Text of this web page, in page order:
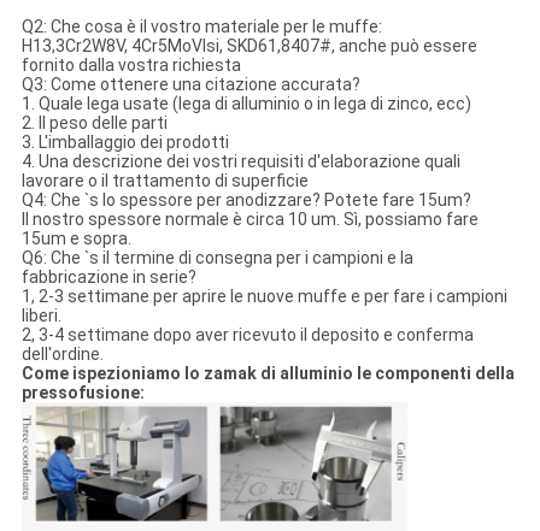
Q2: Che cosa è il vostro materiale per le muffe:
H13,3Cr2W8V, 4Cr5MoVlsi, SKD61,8407#, anche può essere
fornito dalla vostra richiesta
Q3: Come ottenere una citazione accurata?
1. Quale lega usate (lega di alluminio o in lega di zinco, ecc)
2. Il peso delle parti
3. L'imballaggio dei prodotti
4. Una descrizione dei vostri requisiti d'elaborazione quali
lavorare o il trattamento di superficie
Q4: Che `s lo spessore per anodizzare? Potete fare 15um?
Il nostro spessore normale è circa 10 um. Sì, possiamo fare
15um e sopra.
Q6: Che `s il termine di consegna per i campioni e la
fabbricazione in serie?
1, 2-3 settimane per aprire le nuove muffe e per fare i campioni
liberi.
2, 3-4 settimane dopo aver ricevuto il deposito e conferma
dell'ordine.
Come ispezioniamo lo zamak di alluminio le componenti della
pressofusione: